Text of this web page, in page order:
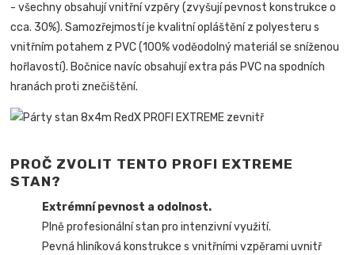
- všechny obsahují vnitřní vzpěry (zvyšují pevnost konstrukce o
cca. 30%). Samozřejmostí je kvalitní opláštění z polyesteru s
vnitřním potahem z PVC (100% voděodolný materiál se sníženou
hořlavostí). Bočnice navíc obsahují extra pás PVC na spodních
hranách proti znečištění.
PROČ ZVOLIT TENTO PROFI EXTREME
STAN?
Extrémní pevnost a odolnost.
Plně profesionální stan pro intenzivní využití.
Pevná hliníková konstrukce s vnitřními vzpěrami uvnitř